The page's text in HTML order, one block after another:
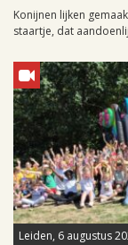
Konijnen lijken
staartje, dat
Leiden, 6 augustus